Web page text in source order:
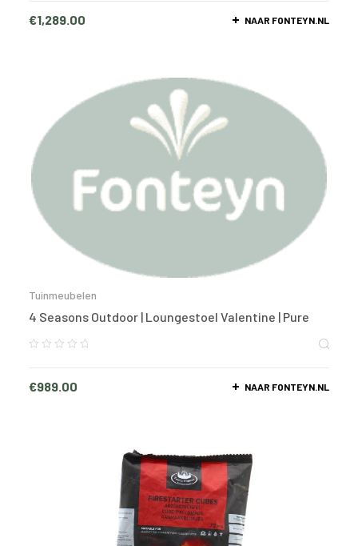
€1,289.00 NAAR FONTEYN.NL
Tuinmeubelen
4 Seasons Outdoor | Loungestoel Valentine | Pure
€989.00 NAAR FONTEYN.NL